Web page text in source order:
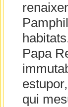
Papa
qui